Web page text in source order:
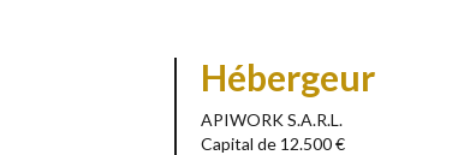
Hébergeur
APIWORK S.A.R.L.
Capital de 12.500 €